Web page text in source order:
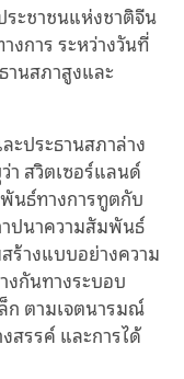
ระชาชนแห่งชาติจีน
งการ ระหว่างวันที่
นสภาสูงและ
ประธานสภาล่าง
า สวิตเซอร์แลนด์
นธ์ทางการทูตกับ
ปนาความสัมพันธ์
ร้างแบบอย่างความ
งกันทางระบอบ
ก ตามเจตนารมณ์
สรรค์ และการได้